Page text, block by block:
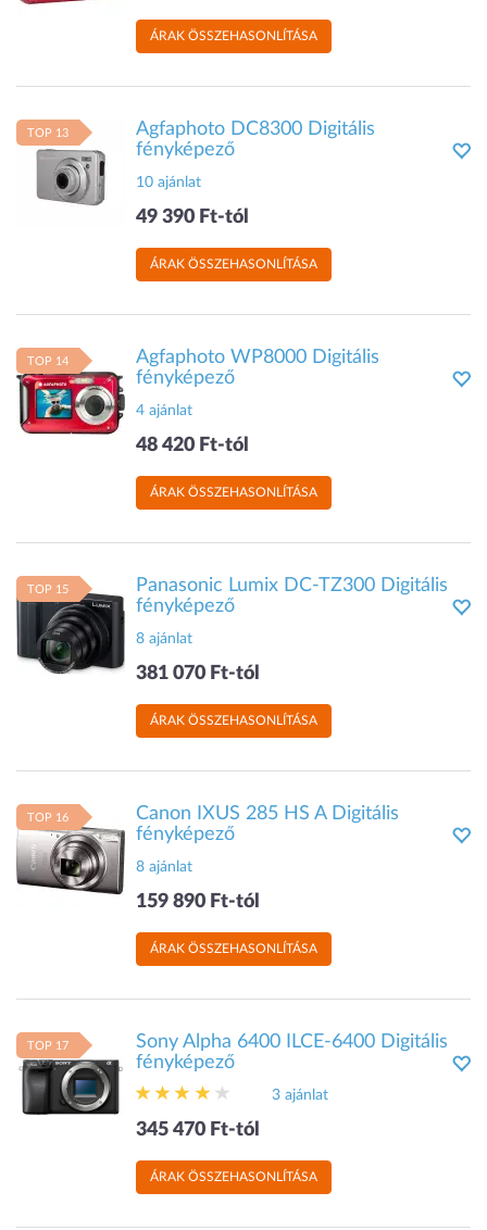
ÁRAK ÖSSZEHASONLÍTÁSA
TOP 13
Agfaphoto DC8300 Digitális
fényképező
10 ajánlat
49 390 Ft-tól
ÁRAK ÖSSZEHASONLÍTÁSA
TOP 14
Agfaphoto WP8000 Digitális
fényképező
4 ajánlat
48 420 Ft-tól
ÁRAK ÖSSZEHASONLÍTÁSA
TOP 15
Panasonic Lumix DC-TZ300 Digitális
fényképező
8 ajánlat
381 070 Ft-tól
ÁRAK ÖSSZEHASONLÍTÁSA
TOP 16
Canon IXUS 285 HS A Digitális
fényképező
8 ajánlat
159 890 Ft-tól
ÁRAK ÖSSZEHASONLÍTÁSA
TOP 17
Sony Alpha 6400 ILCE-6400 Digitális
fényképező
3 ajánlat
345 470 Ft-tól
ÁRAK ÖSSZEHASONLÍTÁSA